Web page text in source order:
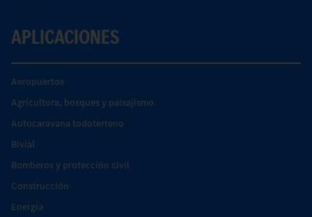
APLICACIONES
Aeropuertos
Agricultura, bosques y paisajismo
Autocaravana todoterreno
Bivial
Bomberos y protección civil
Construcción
Energía